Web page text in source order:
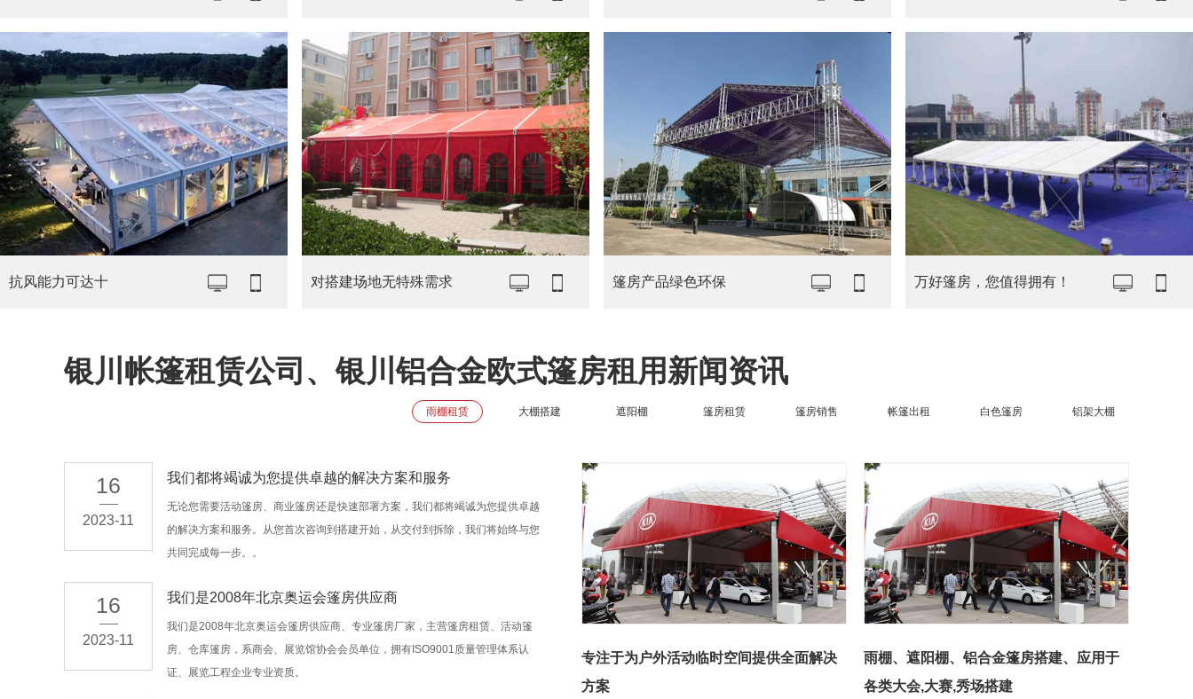
抗风能力可达十 对搭建场地无特殊需求 篷房产品绿色环保 万好篷房，您值得拥有！
银川帐篷租赁公司、银川铝合金欧式篷房租用新闻资讯
雨棚租赁 大棚搭建 遮阳棚 篷房租赁 篷房销售 帐篷出租 白色篷房 铝架大棚
16
2023-11
我们都将竭诚为您提供卓越的解决方案和服务
无论您需要活动篷房、商业篷房还是快速部署方案，我们都将竭诚为您提供卓越
的解决方案和服务。从您首次咨询到搭建开始，从交付到拆除，我们将始终与您
共同完成每一步。。
16
2023-11
我们是2008年北京奥运会篷房供应商
我们是2008年北京奥运会篷房供应商、专业篷房厂家，主营篷房租赁、活动篷
房、仓库篷房，系商会、展览馆协会会员单位，拥有ISO9001质量管理体系认
证、展览工程企业专业资质。
专注于为户外活动临时空间提供全面解决
方案
雨棚、遮阳棚、铝合金篷房搭建、应用于
各类大会,大赛,秀场搭建